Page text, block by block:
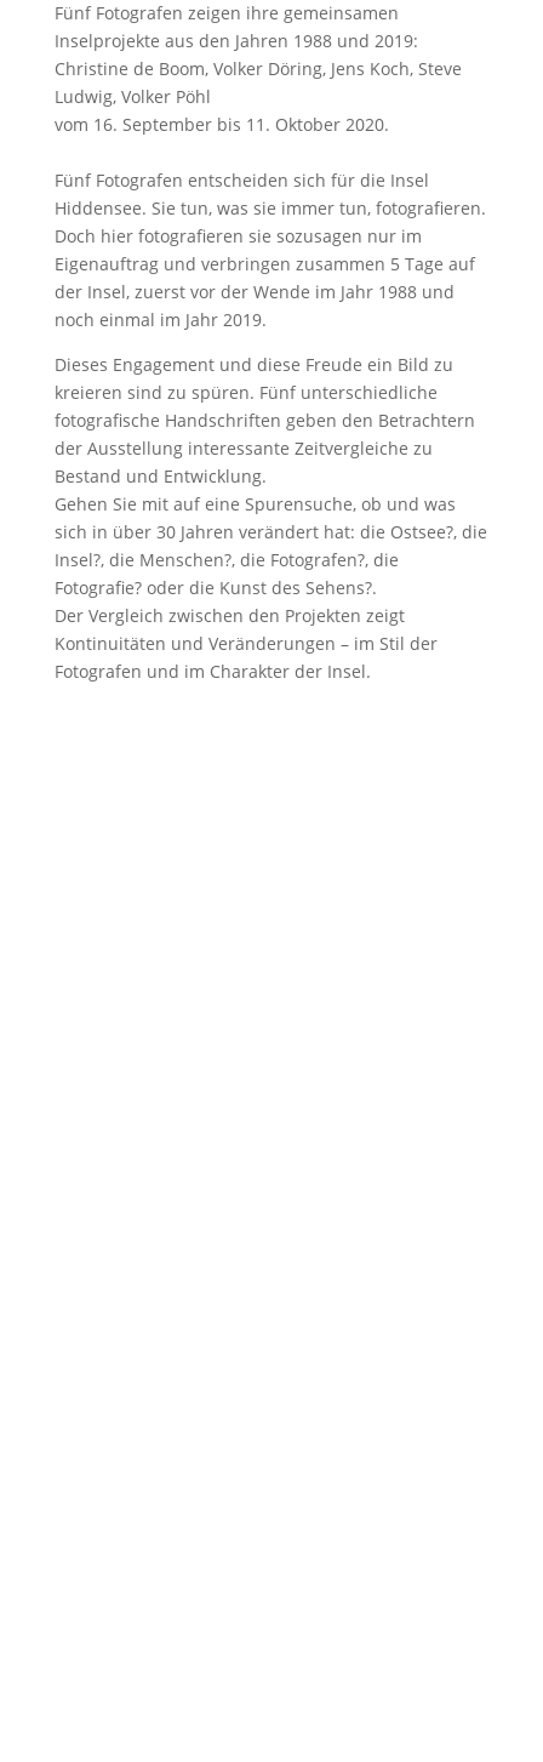
Fünf Fotografen zeigen ihre gemeinsamen
Inselprojekte aus den Jahren 1988 und 2019:
Christine de Boom, Volker Döring, Jens Koch, Steve
Ludwig, Volker Pöhl
vom 16. September bis 11. Oktober 2020.
Fünf Fotografen entscheiden sich für die Insel
Hiddensee. Sie tun, was sie immer tun, fotografieren.
Doch hier fotografieren sie sozusagen nur im
Eigenauftrag und verbringen zusammen 5 Tage auf
der Insel, zuerst vor der Wende im Jahr 1988 und
noch einmal im Jahr 2019.
Dieses Engagement und diese Freude ein Bild zu
kreieren sind zu spüren. Fünf unterschiedliche
fotografische Handschriften geben den Betrachtern
der Ausstellung interessante Zeitvergleiche zu
Bestand und Entwicklung.
Gehen Sie mit auf eine Spurensuche, ob und was
sich in über 30 Jahren verändert hat: die Ostsee?, die
Insel?, die Menschen?, die Fotografen?, die
Fotografie? oder die Kunst des Sehens?.
Der Vergleich zwischen den Projekten zeigt
Kontinuitäten und Veränderungen – im Stil der
Fotografen und im Charakter der Insel.